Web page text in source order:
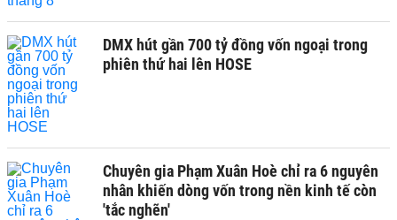
DMX hút gần 700 tỷ đồng vốn ngoại trong
phiên thứ hai lên HOSE
Chuyên gia Phạm Xuân Hoè chỉ ra 6 nguyên
nhân khiến dòng vốn trong nền kinh tế còn
'tắc nghẽn'